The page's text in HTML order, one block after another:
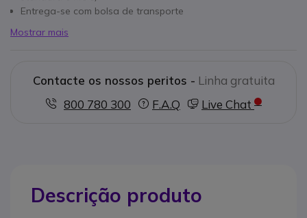
Entrega-se com bolsa de transporte
Mostrar mais
Contacte os nossos peritos - Linha gratuita
800 780 300
F.A.Q Live Chat
Descrição produto